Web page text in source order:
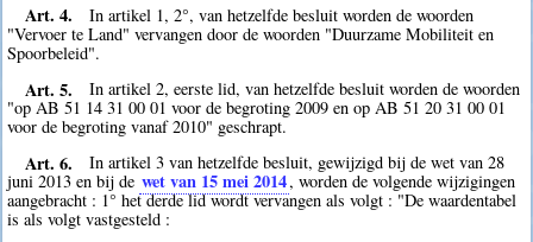
Art. 4.
In artikel 1, 2°, van hetzelfde besluit worden de woorden
"Vervoer te Land" vervangen door de woorden "Duurzame Mobiliteit en
Spoorbeleid".
Art. 5.
In artikel 2, eerste lid, van hetzelfde besluit worden de woorden
"op AB 51 14 31 00 01 voor de begroting 2009 en op AB 51 20 31 00 01
voor de begroting vanaf 2010" geschrapt.
Art. 6.
In artikel 3 van hetzelfde besluit, gewijzigd bij de wet van 28
juni 2013 en bij de wet van 15 mei 2014, worden de volgende wijzigingen
aangebracht : 1° het derde lid wordt vervangen als volgt : "De waardentabel
is als volgt vastgesteld :